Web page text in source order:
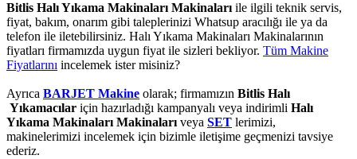
Bitlis Halı Yıkama Makinaları Makinalarıile ilgili teknik servis,
fiyat, bakım, onarım gibi taleplerinizi Whatsup aracılığı ile ya da
telefon ile iletebilirsiniz. Halı Yıkama Makinaları Makinalarının
fiyatları firmamızda uygun fiyat ile sizleri bekliyor. Tüm Makine
Fiyatlarını incelemek ister misiniz?
Ayrıca BARJET Makine olarak; firmamızın Bitlis Halı
Yıkamacılar için hazırladığı kampanyalı veya indirimli Halı
Yıkama Makinaları Makinalarıveya SET lerimizi,
makinelerimizi incelemek için bizimle iletişime geçmenizi tavsiye
ederiz.